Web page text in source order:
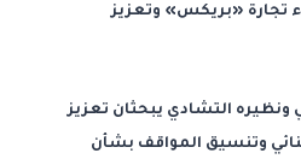
تجارة «بريكس» وتعزيز
ونظيره التشادي يبحثان تعزيز
وتنسيق المواقف بشأن